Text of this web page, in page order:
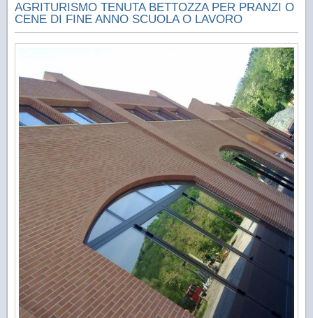
AGRITURISMO TENUTA BETTOZZA PER PRANZI O
CENE DI FINE ANNO SCUOLA O LAVORO